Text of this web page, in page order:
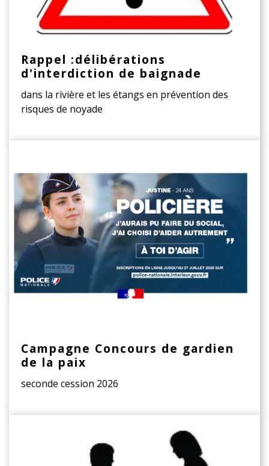
Rappel :délibérations
d'interdiction de baignade
dans la rivière et les étangs en prévention des
risques de noyade
Campagne Concours de gardien
de la paix
seconde cession 2026